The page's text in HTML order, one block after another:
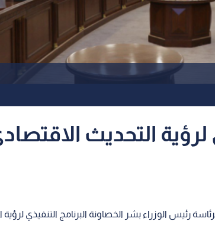
لرؤية التحديث
رئيس الوزراء بشر الخصاونة البرنامج التنفيذي لرؤية